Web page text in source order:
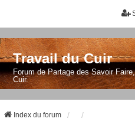
Travail du Cuir
Forum de Partage des Savoir
Cuir.
Index du forum